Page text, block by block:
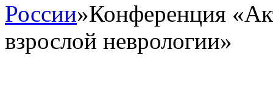
России»Конференция
взрослой неврологии»